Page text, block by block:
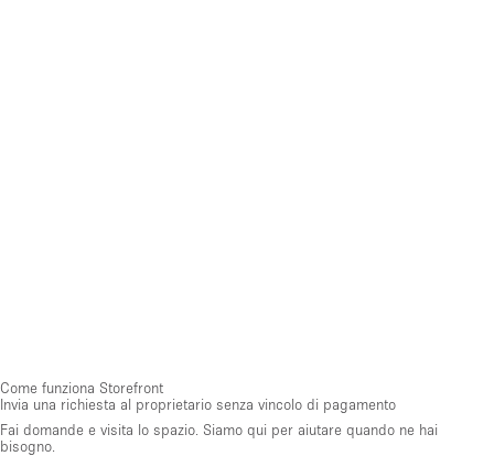
Come funziona Storefront
Invia una richiesta al proprietario senza vincolo di pagamento
Fai domande e visita lo spazio. Siamo qui per aiutare quando ne hai
bisogno.